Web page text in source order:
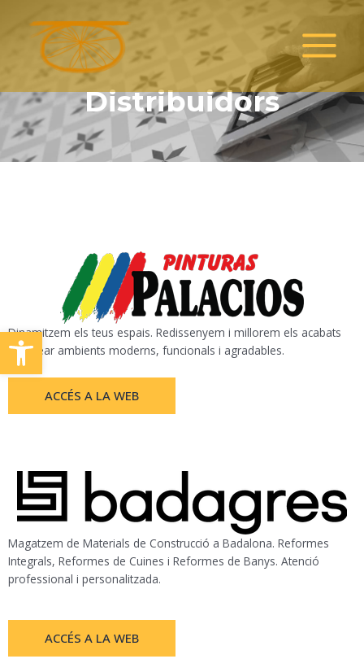
contingut
MAIN
MENU
Distribuidors
Dinamitzem els teus espais. Redissenyem i millorem els acabats
per crear ambients moderns, funcionals i agradables.
ACCÉS A LA WEB
Magatzem de Materials de Construcció a Badalona. Reformes
Integrals, Reformes de Cuines i Reformes de Banys. Atenció
professional i personalitzada.
ACCÉS A LA WEB
Obre la barra d'eines